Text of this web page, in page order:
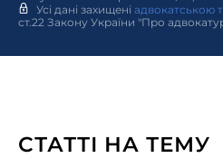
Усі дані захищені адвокатською
ст.22 Закону України "Про
СТАТТІ НА ТЕМУ